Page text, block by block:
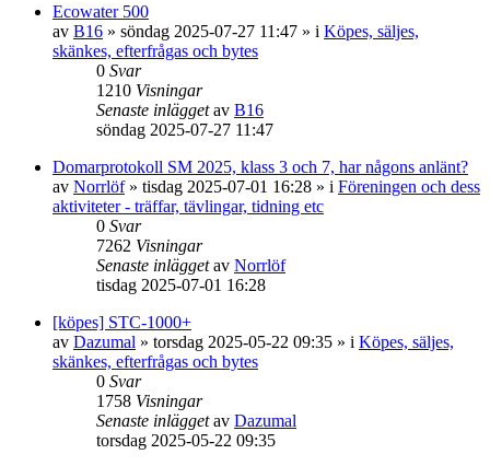
Ecowater 500
av B16 » söndag 2025-07-27 11:47 » i Köpes, säljes,
skänkes, efterfrågas och bytes
0 Svar
1210 Visningar
Senaste inläggetav B16
söndag 2025-07-27 11:47
Domarprotokoll SM 2025, klass 3 och 7, har någons anlänt?
av Norrlöf» tisdag 2025-07-01 16:28 » i Föreningen och dess
aktiviteter - träffar, tävlingar, tidning etc
0 Svar
7262 Visningar
Senaste inläggetav Norrlöf
tisdag 2025-07-01 16:28
[köpes] STC-1000+
av Dazumal » torsdag 2025-05-22 09:35 » i Köpes, säljes,
skänkes, efterfrågas och bytes
0 Svar
1758 Visningar
Senaste inläggetav Dazumal
torsdag 2025-05-22 09:35